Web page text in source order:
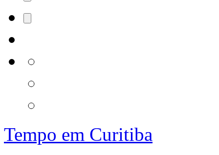
Tempo em Curitiba